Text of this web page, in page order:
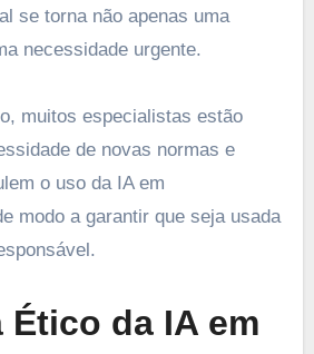
se torna não apenas uma
necessidade urgente.
muitos especialistas estão
de novas normas e
o uso da IA em
modo a garantir que seja usada
Ético da IA em